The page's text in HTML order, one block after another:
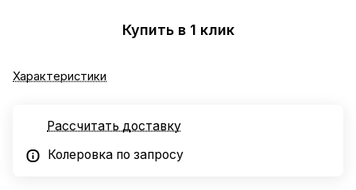
Купить в 1 клик
Характеристики
Рассчитать доставку
Колеровка по запросу